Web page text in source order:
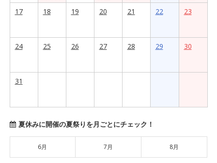
17
18 19 20 21 22 23
24 25 26 27 28 29 30
31
夏休みに開催の夏祭りを月ごとにチェック！
6月 7月 8月